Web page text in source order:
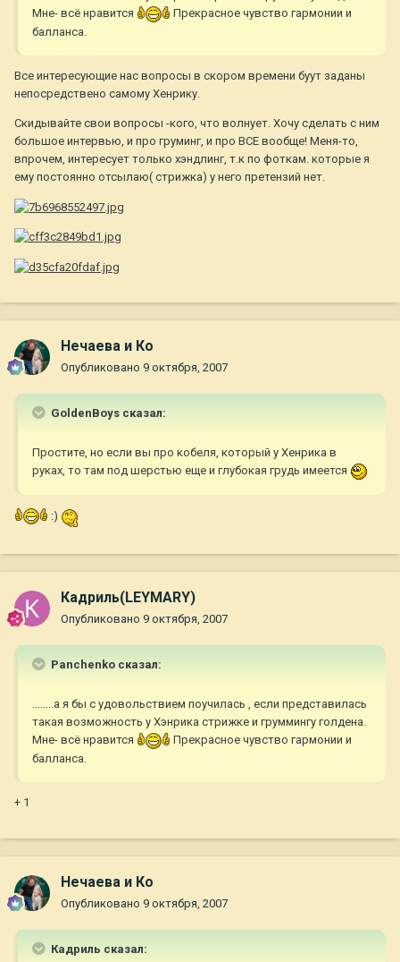
Мне- всё нравится
Прекрасное чувство гармонии и
балланса.
Все интересующие нас вопросы в скором времени буут заданы
непосредствено самому Хенрику.
Скидывайте свои вопросы -кого, что волнует. Хочу сделать с ним
большое интервью, и про груминг, и про ВСЕ вообще! Меня-то,
впрочем, интересует только хэндлинг, т.к по фоткам. которые я
ему постоянно отсылаю( стрижка) у него претензий нет.
Нечаева и Ко
Опубликовано 9 октября, 2007
GoldenBoys сказал:
Простите, но если вы про кобеля, который у Хенрика в
руках, то там под шерстью еще и глубокая грудь имеется
:)
Кадриль(LEYMARY)
Опубликовано 9 октября, 2007
Panchenko сказал:
........а я бы с удовольствием поучилась , если представилась
такая возможность у Хэнрика стрижке и груммингу голдена.
Мне- всё нравится
Прекрасное чувство гармонии и
балланса.
+ 1
Нечаева и Ко
Опубликовано 9 октября, 2007
Кадриль сказал: